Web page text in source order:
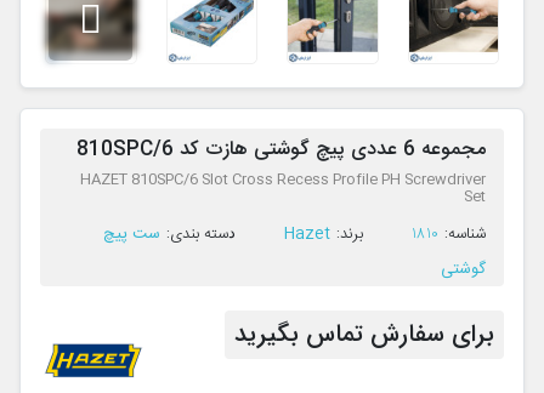
مجموعه 6 عددی پیچ گوشتی هازت کد 810SPC/6
HAZET 810SPC/6 Slot Cross Recess Profile PH Screwdriver
Set
ﺷﻨﺎﺳﻪ: 1810 ﺑﺮﻧﺪ: Hazet ﺩﺳﺘﻪ ﺑﻨﺪی: ست پیچ
گوشتی
برای سفارش تماس بگیرید